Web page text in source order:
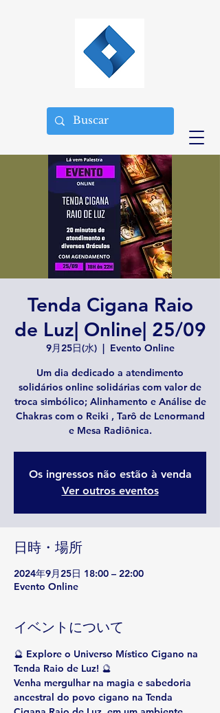
Tenda Cigana Raio
de Luz| Online| 25/09
9月25日(水)
  |
Evento Online
Um dia dedicado a atendimento
solidários online solidárias com valor de
troca simbólico; Alinhamento e Análise de
Chakras com o Reiki , Tarô de Lenormand
e Mesa Radiônica.
Os ingressos não estão à venda
Ver outros eventos
日時・場所
2024年9月25日 18:00 – 22:00
Evento Online
イベントについて
🔮 Explore o Universo Místico Cigano na
Tenda Raio de Luz! 🔮
Venha mergulhar na magia e sabedoria
ancestral do povo cigano na Tenda